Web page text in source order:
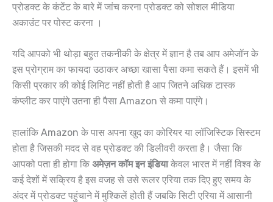
प्रोडक्ट के कंटेंट के बारे में जांच करना प्रोडक्ट को सोशल मीडिया
अकाउंट पर पोस्ट करना ।
यदि आपको भी थोड़ा बहुत तकनीकी के क्षेत्र में ज्ञान है तब आप अमेजॉन के
इस प्रोग्राम का फायदा उठाकर अच्छा खासा पैसा कमा सकते हैं। इसमें भी
किसी प्रकार की कोई लिमिट नहीं होती है आप जितने अधिक टास्क
कंप्लीट कर पाएंगे उतना ही पैसा Amazon से कमा पाएंगे।
हालांकि Amazon के पास अपना खुद का कोरियर या लॉजिस्टिक सिस्टम
होता है जिसकी मदद से वह प्रोडक्ट की डिलीवरी करता है। जैसा कि
आपको पता ही होगा कि अमेज़न कॉम इन इंडियाकेवल भारत में नहीं विश्व के
कई देशों में सक्रिय है इस वजह से उसे रूलर एरिया तक दिए हुए समय के
अंदर में प्रोडक्ट पहुंचाने में मुश्किलें होती हैं जबकि सिटी एरिया में आसानी